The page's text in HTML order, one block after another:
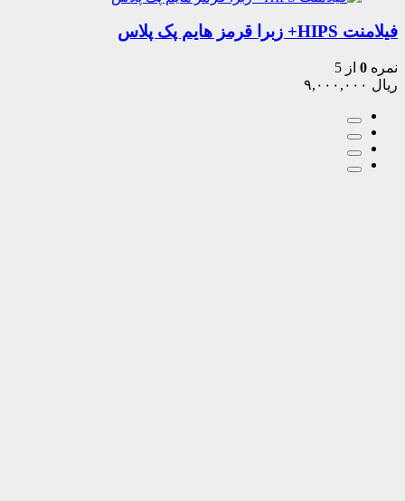
فیلامنت HIPS+ زبرا قرمز هایم پک پلاس
نمره 0 از 5
ریال